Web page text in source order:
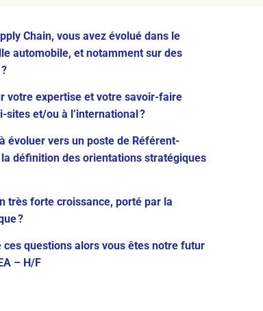
Chain, vous avez évolué dans le
automobile, et notamment sur des
votre expertise et votre savoir-faire
et/ou à l’international ?
évoluer vers un poste de Référent-
définition des orientations stratégiques
très forte croissance, porté par la
?
ces questions alors vous êtes notre futur
– H/F